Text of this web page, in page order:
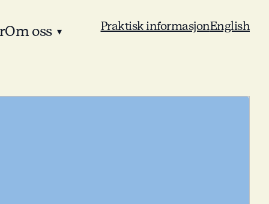
Om oss ▾ Praktisk informasjonEnglish